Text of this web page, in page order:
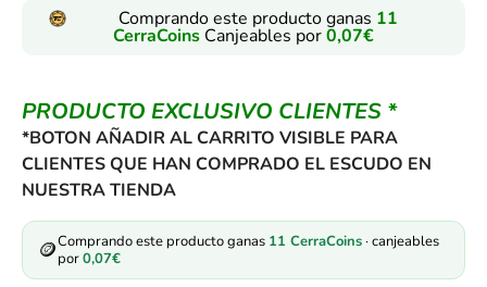
Comprando este producto ganas 11
CerraCoins Canjeables por0,07€
PRODUCTO EXCLUSIVO CLIENTES *
*BOTON AÑADIR AL CARRITO VISIBLE PARA
CLIENTES QUE HAN COMPRADO EL ESCUDO EN
NUESTRA TIENDA
🪙Comprando este producto ganas 11 CerraCoins· canjeables
por0,07€